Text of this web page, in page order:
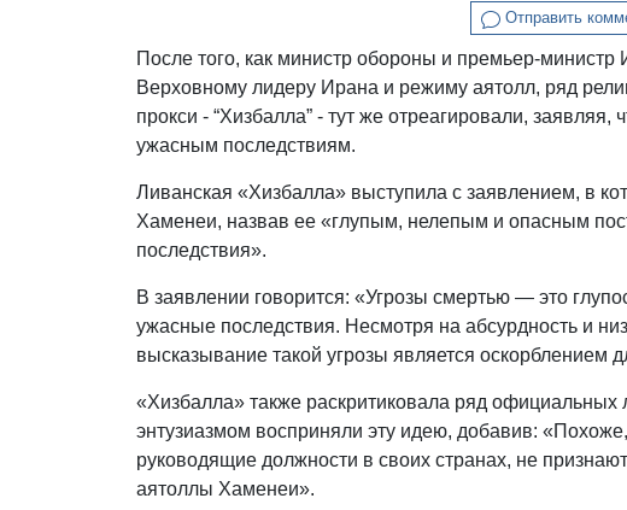
Отправить
После того, как министр обороны и премьер-министр
Верховному лидеру Ирана и режиму аятолл, ряд
прокси - “Хизбалла” - тут же отреагировали,
ужасным последствиям.
Ливанская «Хизбалла» выступила с заявлением, в
Хаменеи, назвав ее «глупым, нелепым и опасным
последствия».
В заявлении говорится: «Угрозы смертью — это
ужасные последствия. Несмотря на абсурдность и
высказывание такой угрозы является
«Хизбалла» также раскритиковала ряд
энтузиазмом восприняли эту идею, добавив:
руководящие должности в своих странах, не
аятоллы Хаменеи».